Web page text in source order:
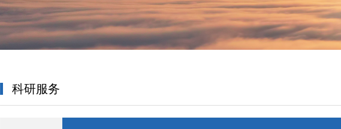
科研服务